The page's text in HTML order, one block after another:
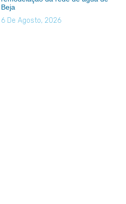
Beja
6 De Agosto, 2026